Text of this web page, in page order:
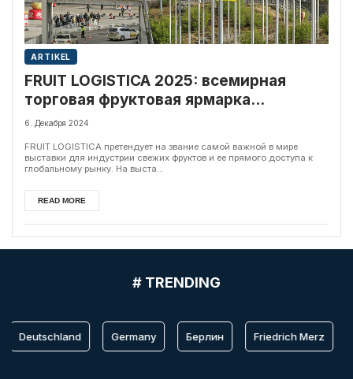
ARTIKEL
FRUIT LOGISTICA 2025: всемирная
торговая фруктовая ярмарка
приглашает посетителей
6. Декабря 2024
FRUIT LOGISTICA претендует на звание самой важной в мире
выставки для индустрии свежих фруктов и ее прямого доступа к
глобальному рынку. На выста...
READ MORE
# TRENDING
Deutschland Germany Берлин Friedrich Merz